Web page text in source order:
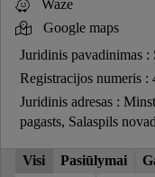
Waze
Google maps
Juridinis pavadinimas :
Registracijos numeris :
Juridinis adresas :
pagasts, Salaspils
Visi Pasiūlymai